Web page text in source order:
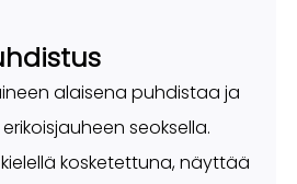
alaisena puhdistaa ja
seoksella.
kosketettuna, näyttää